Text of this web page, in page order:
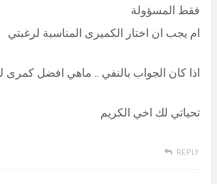
فقط المسؤولة
ام يجب ان اختار الكميرى المناسبة لرغبتي
اذا كان الجواب بالنفي .. ماهي افضل كمرى
تحياتي لك اخي الكريم
REPLY